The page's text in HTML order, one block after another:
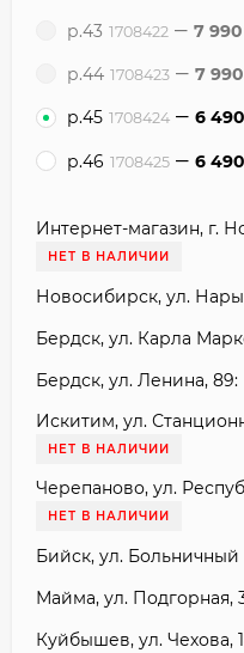
р.43 1708422 7 990
р.44 1708423 7 990
р.45 1708424 6 490
р.46 1708425 6 490
Интернет-магазин, г.
НЕТ В НАЛИЧИИ
Новосибирск, ул.
Бердск, ул. Карла
Бердск, ул. Ленина, 89:
Искитим, ул.
НЕТ В НАЛИЧИИ
Черепаново, ул.
НЕТ В НАЛИЧИИ
Бийск, ул. Больничный
Майма, ул. Подгорная,
Куйбышев, ул. Чехова,